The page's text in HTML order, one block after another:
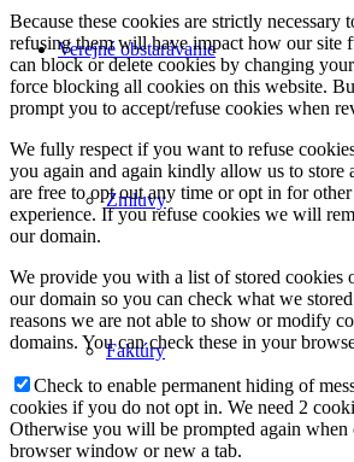
Verejné obstarávanie
Zmluvy
Faktúry
Because these cookies are strictly necessary
refusing them will have impact how our site
can block or delete cookies by changing
force blocking all cookies on this website.
prompt you to accept/refuse cookies when
We fully respect if you want to refuse
you again and again kindly allow us to store
are free to opt out any time or opt in for
experience. If you refuse cookies we will
our domain.
We provide you with a list of stored cookies
our domain so you can check what we
reasons we are not able to show or modify
domains. You can check these in your
Check to enable permanent hiding of
cookies if you do not opt in. We need 2
Otherwise you will be prompted again when
browser window or new a tab.